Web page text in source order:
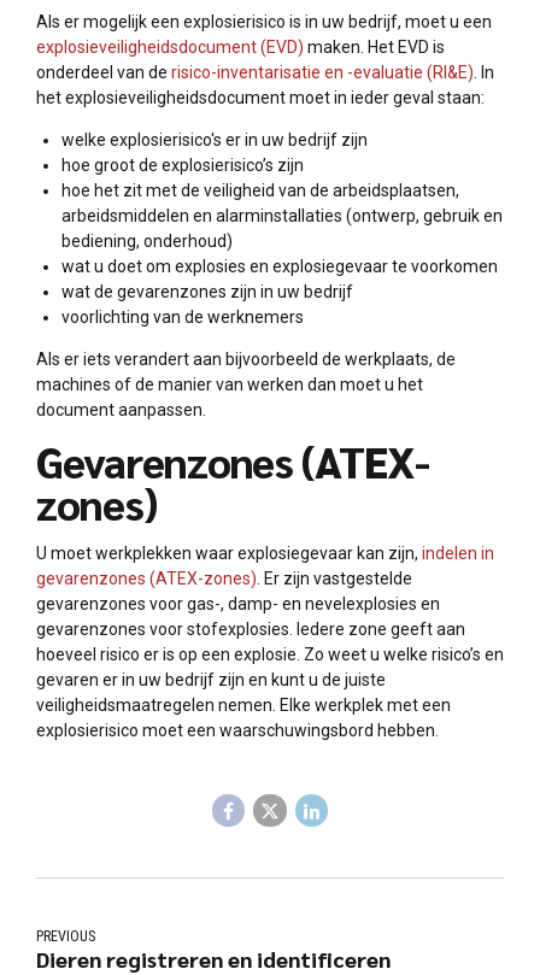
Als er mogelijk een explosierisico is in uw bedrijf, moet u een
explosieveiligheidsdocument (EVD) maken. Het EVD is
onderdeel van de risico-inventarisatie en -evaluatie (RI&E) . In
het explosieveiligheidsdocument moet in ieder geval staan:
welke explosierisico's er in uw bedrijf zijn
hoe groot de explosierisico’s zijn
hoe het zit met de veiligheid van de arbeidsplaatsen,
arbeidsmiddelen en alarminstallaties (ontwerp, gebruik en
bediening, onderhoud)
wat u doet om explosies en explosiegevaar te voorkomen
wat de gevarenzones zijn in uw bedrijf
voorlichting van de werknemers
Als er iets verandert aan bijvoorbeeld de werkplaats, de
machines of de manier van werken dan moet u het
document aanpassen.
Gevarenzones (ATEX-
zones)
U moet werkplekken waar explosiegevaar kan zijn, indelen in
gevarenzones (ATEX-zones) . Er zijn vastgestelde
gevarenzones voor gas-, damp- en nevelexplosies en
gevarenzones voor stofexplosies. Iedere zone geeft aan
hoeveel risico er is op een explosie. Zo weet u welke risico’s en
gevaren er in uw bedrijf zijn en kunt u de juiste
veiligheidsmaatregelen nemen. Elke werkplek met een
explosierisico moet een waarschuwingsbord hebben.
PREVIOUS
Dieren registreren en identificeren